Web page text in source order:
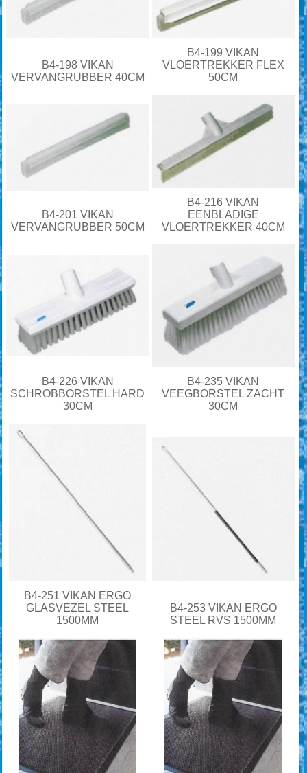
B4-198 VIKAN
VERVANGRUBBER 40CM
B4-199 VIKAN
VLOERTREKKER FLEX
50CM
B4-201 VIKAN
VERVANGRUBBER 50CM
B4-216 VIKAN
EENBLADIGE
VLOERTREKKER 40CM
B4-226 VIKAN
SCHROBBORSTEL HARD
30CM
B4-235 VIKAN
VEEGBORSTEL ZACHT
30CM
B4-251 VIKAN ERGO
GLASVEZEL STEEL
1500MM
B4-253 VIKAN ERGO
STEEL RVS 1500MM